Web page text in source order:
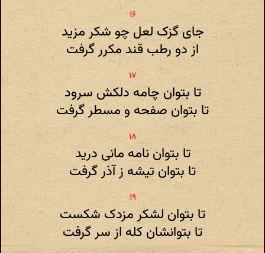
جای گزک لعل چو شکر مزید
از دو رطب قند مکرر گرفت
تا بتوان چامه دلکش سرود
تا بتوان صفحه و مسطر گرفت
تا بتوان نامه مانی درید
تا بتوان تیشه ز آذر گرفت
تا بتوان لشکر مزدک شکست
تا بتوانشان کله از سر گرفت